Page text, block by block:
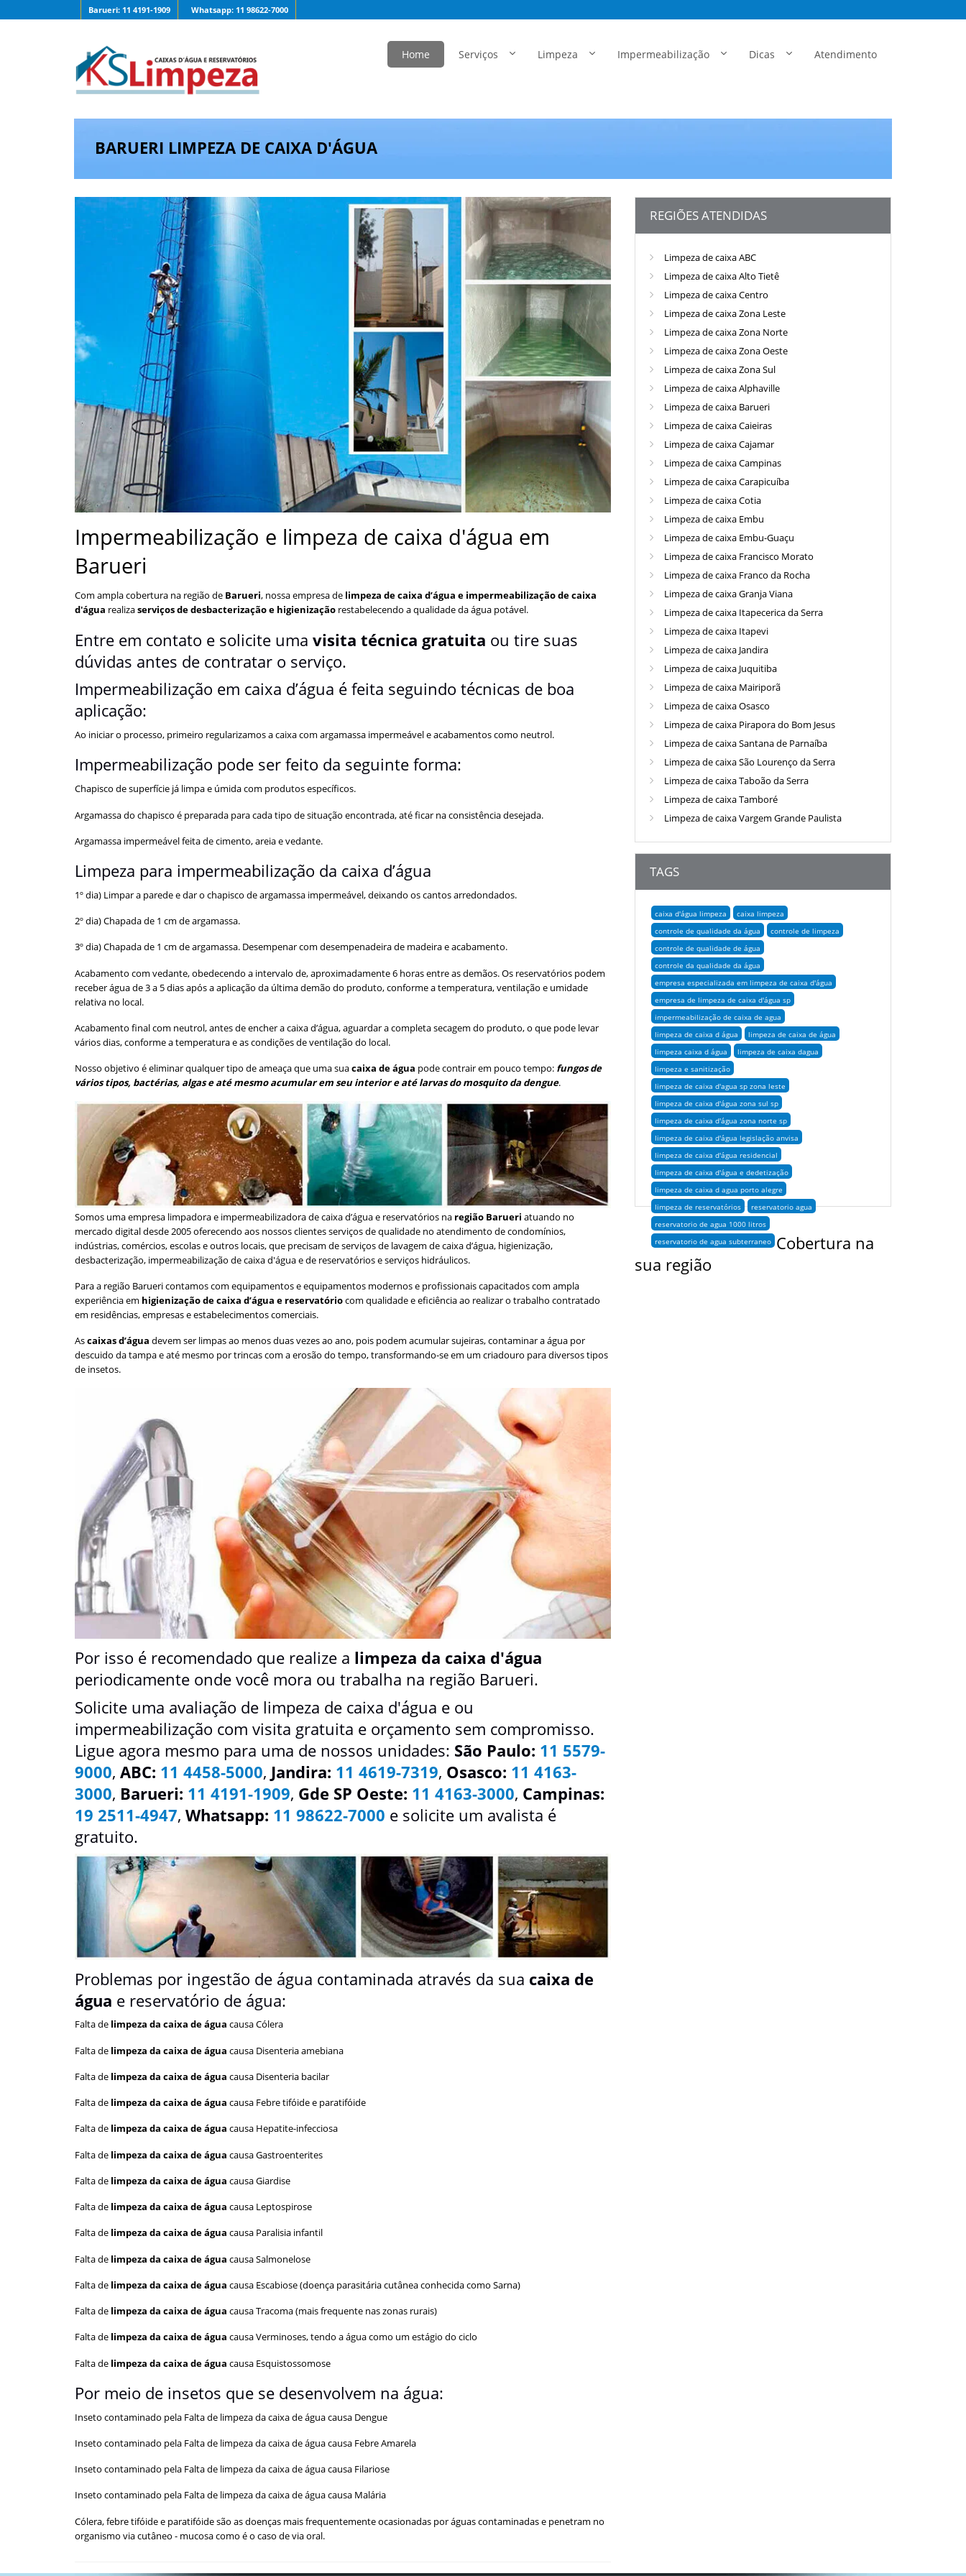
Barueri: 11 4191-1909 Whatsapp: 11 98622-7000
Home Serviços Limpeza Impermeabilização Dicas Atendimento
BARUERI LIMPEZA DE CAIXA D'ÁGUA
Impermeabilização e limpeza de caixa d'água em
Barueri
Com ampla cobertura na região de Barueri, nossa empresa de limpeza de caixa d’água e impermeabilização de caixa
d'água realizaserviços de desbacterização e higienização restabelecendo a qualidade da água potável.
Entre em contato e solicite umavisita técnica gratuita ou tire suas
dúvidas antes de contratar o serviço.
Impermeabilização em caixa d’água é feita seguindo técnicas de boa
aplicação:
Ao iniciar o processo, primeiro regularizamos a caixa com argamassa impermeável e acabamentos como neutrol.
Impermeabilização pode ser feito da seguinte forma:
Chapisco de superfície já limpa e úmida com produtos específicos.
Argamassa do chapisco é preparada para cada tipo de situação encontrada, até ficar na consistência desejada.
Argamassa impermeável feita de cimento, areia e vedante.
Limpeza para impermeabilização da caixa d’água
1º dia) Limpar a parede e dar o chapisco de argamassa impermeável, deixando os cantos arredondados.
2º dia) Chapada de 1 cm de argamassa.
3º dia) Chapada de 1 cm de argamassa. Desempenar com desempenadeira de madeira e acabamento.
Acabamento com vedante, obedecendo a intervalo de, aproximadamente 6 horas entre as demãos. Os reservatórios podem
receber água de 3 a 5 dias após a aplicação da última demão do produto, conforme a temperatura, ventilação e umidade
relativa no local.
Acabamento final com neutrol, antes de encher a caixa d’água, aguardar a completa secagem do produto, o que pode levar
vários dias, conforme a temperatura e as condições de ventilação do local.
Nosso objetivo é eliminar qualquer tipo de ameaça que uma suacaixa de água pode contrair em pouco tempo: fungos de
vários tipos, bactérias, algas e até mesmo acumular em seu interior e até larvas do mosquito da dengue.
Somos uma empresa limpadora e impermeabilizadora de caixa d’água e reservatórios na região Barueri atuando no
mercado digital desde 2005 oferecendo aos nossos clientes serviços de qualidade no atendimento de condomínios,
indústrias, comércios, escolas e outros locais, que precisam de serviços de lavagem de caixa d’água, higienização,
desbacterização, impermeabilização de caixa d'água e de reservatórios e serviços hidráulicos.
Para a região Barueri contamos com equipamentos e equipamentos modernos e profissionais capacitados com ampla
experiência em higienização de caixa d’água e reservatóriocom qualidade e eficiência ao realizar o trabalho contratado
em residências, empresas e estabelecimentos comerciais.
Ascaixas d’água devem ser limpas ao menos duas vezes ao ano, pois podem acumular sujeiras, contaminar a água por
descuido da tampa e até mesmo por trincas com a erosão do tempo, transformando-se em um criadouro para diversos tipos
de insetos.
Por isso é recomendado que realize a limpeza da caixa d'água
periodicamente onde você mora ou trabalha na região Barueri.
Solicite uma avaliação de limpeza de caixa d'água e ou
impermeabilização com visita gratuita e orçamento sem compromisso.
Ligue agora mesmo para uma de nossos unidades: São Paulo: 11 5579-
9000,ABC: 11 4458-5000, Jandira: 11 4619-7319, Osasco: 11 4163-
3000, Barueri: 11 4191-1909, Gde SP Oeste: 11 4163-3000, Campinas:
19 2511-4947,Whatsapp: 11 98622-7000 e solicite um avalista é
gratuito.
Problemas por ingestão de água contaminada através da sua caixa de
água e reservatório de água:
Falta de limpeza da caixa de água causa Cólera
Falta de limpeza da caixa de água causa Disenteria amebiana
Falta de limpeza da caixa de água causa Disenteria bacilar
Falta de limpeza da caixa de água causa Febre tifóide e paratifóide
Falta de limpeza da caixa de água causa Hepatite-infecciosa
Falta de limpeza da caixa de água causa Gastroenterites
Falta de limpeza da caixa de água causa Giardise
Falta de limpeza da caixa de água causa Leptospirose
Falta de limpeza da caixa de água causa Paralisia infantil
Falta de limpeza da caixa de água causa Salmonelose
Falta de limpeza da caixa de água causa Escabiose (doença parasitária cutânea conhecida como Sarna)
Falta de limpeza da caixa de água causa Tracoma (mais frequente nas zonas rurais)
Falta de limpeza da caixa de água causa Verminoses, tendo a água como um estágio do ciclo
Falta de limpeza da caixa de água causa Esquistossomose
Por meio de insetos que se desenvolvem na água:
Inseto contaminado pela Falta de limpeza da caixa de água causa Dengue
Inseto contaminado pela Falta de limpeza da caixa de água causa Febre Amarela
Inseto contaminado pela Falta de limpeza da caixa de água causa Filariose
Inseto contaminado pela Falta de limpeza da caixa de água causa Malária
Cólera, febre tifóide e paratifóide são as doenças mais frequentemente ocasionadas por águas contaminadas e penetram no
organismo via cutâneo - mucosa como é o caso de via oral.
REGIÕES ATENDIDAS
Limpeza de caixa ABC
Limpeza de caixa Alto Tietê
Limpeza de caixa Centro
Limpeza de caixa Zona Leste
Limpeza de caixa Zona Norte
Limpeza de caixa Zona Oeste
Limpeza de caixa Zona Sul
Limpeza de caixa Alphaville
Limpeza de caixa Barueri
Limpeza de caixa Caieiras
Limpeza de caixa Cajamar
Limpeza de caixa Campinas
Limpeza de caixa Carapicuíba
Limpeza de caixa Cotia
Limpeza de caixa Embu
Limpeza de caixa Embu-Guaçu
Limpeza de caixa Francisco Morato
Limpeza de caixa Franco da Rocha
Limpeza de caixa Granja Viana
Limpeza de caixa Itapecerica da Serra
Limpeza de caixa Itapevi
Limpeza de caixa Jandira
Limpeza de caixa Juquitiba
Limpeza de caixa Mairiporã
Limpeza de caixa Osasco
Limpeza de caixa Pirapora do Bom Jesus
Limpeza de caixa Santana de Parnaíba
Limpeza de caixa São Lourenço da Serra
Limpeza de caixa Taboão da Serra
Limpeza de caixa Tamboré
Limpeza de caixa Vargem Grande Paulista
TAGS
caixa d'água limpeza
caixa limpeza
controle de qualidade da água
controle de limpeza
controle de qualidade de água
controle da qualidade da água
empresa especializada em limpeza de caixa d'água
empresa de limpeza de caixa d'água sp
impermeabilização de caixa de agua
limpeza de caixa d água
limpeza de caixa de água
limpeza caixa d água
limpeza de caixa dagua
limpeza e sanitização
limpeza de caixa d'agua sp zona leste
limpeza de caixa d'água zona sul sp
limpeza de caixa d'água zona norte sp
limpeza de caixa d'água legislação anvisa
limpeza de caixa d'água residencial
limpeza de caixa d'água e dedetização
limpeza de caixa d agua porto alegre
limpeza de reservatórios
reservatorio agua
reservatorio de agua 1000 litros
reservatorio de agua subterraneo Cobertura na
sua região